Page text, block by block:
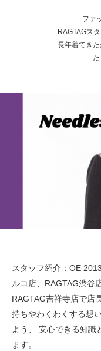
ファ
RAGTAGス
長年着てき
た
スタッフ紹介：OE
ルコ店、RAGTAG渋谷
RAGTAG吉祥寺店で店
持ちやわくわくする想
よう、
安心できる知識
ます。